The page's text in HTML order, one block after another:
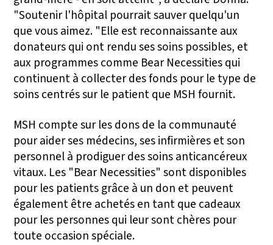
"Soutenir l'hôpital pourrait sauver quelqu'un
que vous aimez. "Elle est reconnaissante aux
donateurs qui ont rendu ses soins possibles, et
aux programmes comme Bear Necessities qui
continuent à collecter des fonds pour le type de
soins centrés sur le patient que MSH fournit.
MSH compte sur les dons de la communauté
pour aider ses médecins, ses infirmières et son
personnel à prodiguer des soins anticancéreux
vitaux. Les "Bear Necessities" sont disponibles
pour les patients grâce à un don et peuvent
également être achetés en tant que cadeaux
pour les personnes qui leur sont chères pour
toute occasion spéciale.